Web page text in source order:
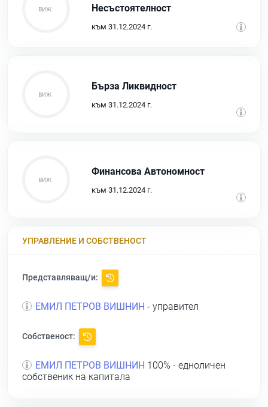
Несъстоятелност
към 31.12.2024 г.
Бърза Ликвидност
към 31.12.2024 г.
Финансова Автономност
към 31.12.2024 г.
УПРАВЛЕНИЕ И СОБСТВЕНОСТ
Представляващ/и:
ЕМИЛ ПЕТРОВ ВИШНИН - управител
Собственост:
ЕМИЛ ПЕТРОВ ВИШНИН 100% - едноличен
собственик на капитала